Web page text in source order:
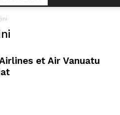
et Air Vanuatu